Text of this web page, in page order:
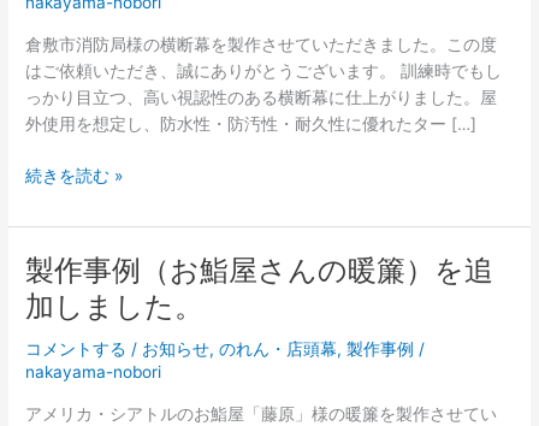
倉敷市消防局様の横断幕を製作させていただきました。この度
はご依頼いただき、誠にありがとうございます。 訓練時でもし
っかり目立つ、高い視認性のある横断幕に仕上がりました。屋
外使用を想定し、防水性・防汚性・耐久性に優れたター […]
製
事
例
（横
断
を
加
続きを読む »
製作事例（お鮨屋さんの暖簾）を追
加しました。
コメントする / お知らせ,のれん・店頭幕,製作事例 /
nakayama-nobori
アメリカ・シアトルのお鮨屋「藤原」様の暖簾を製作させてい